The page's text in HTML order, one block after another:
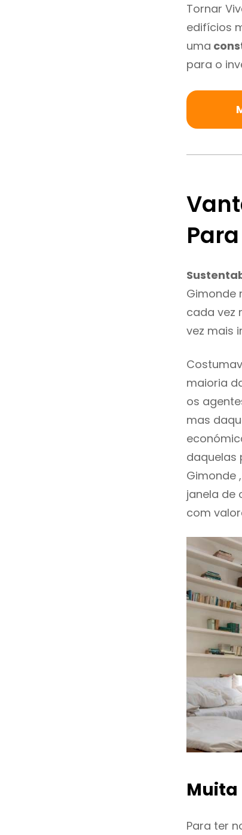
Tornar
edifícios
uma
para o
Gimonde
cada vez
vez mais
maioria
os
mas
daquelas
Gimonde
janela de
com
Para ter